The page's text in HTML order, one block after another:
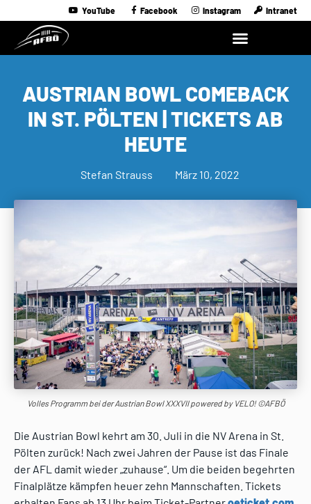
YouTube Facebook Instagram Intranet
AUSTRIAN BOWL COMEBACK
IN ST. PÖLTEN | TICKETS AB
HEUTE
Stefan Strauss März 10, 2022
Volles Programm bei der Austrian Bowl XXXVII powered by VELO! ©AFBÖ
Die Austrian Bowl kehrt am 30. Juli in die NV Arena in St.
Pölten zurück! Nach zwei Jahren der Pause ist das Finale
der AFL damit wieder „zuhause“. Um die beiden begehrten
Finalplätze kämpfen heuer zehn Mannschaften. Tickets